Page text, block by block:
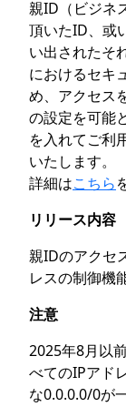
親ID（ビジネ
頂いたID、或
い出されたそ
におけるセキ
め、アクセス
の設定を可能
を入れてご利
いたします。
詳細はこちら
リリース内容
親IDのアクセ
レスの制御機
注意
2025年8月以
べてのIPアド
な0.0.0.0/0が